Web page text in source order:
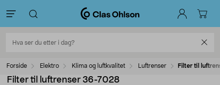
Forside Elektro Klima og luftkvalitet Luftrenser Filter til
Filter til luftrenser 36-7028